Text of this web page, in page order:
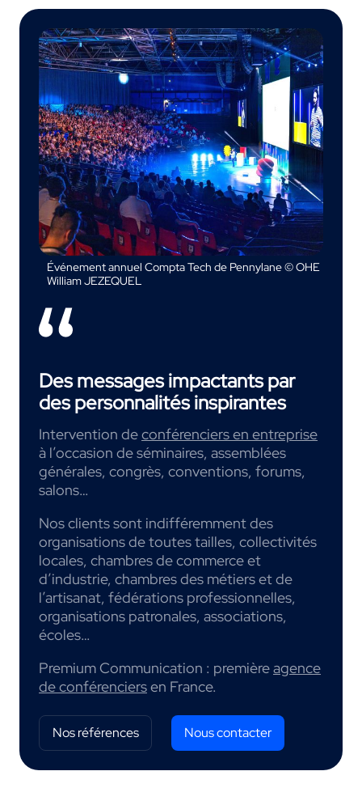
Événement annuel Compta Tech de Pennylane © OHE
William JEZEQUEL
Des messages impactants par
des personnalités inspirantes
Intervention deconférenciers en entreprise
à l’occasion de séminaires, assemblées
générales, congrès, conventions, forums,
salons…
Nos clients sont indifféremment des
organisations de toutes tailles, collectivités
locales, chambres de commerce et
d’industrie, chambres des métiers et de
l’artisanat, fédérations professionnelles,
organisations patronales, associations,
écoles…
Premium Communication : premièreagence
de conférenciersen France.
Nos références Nous contacter